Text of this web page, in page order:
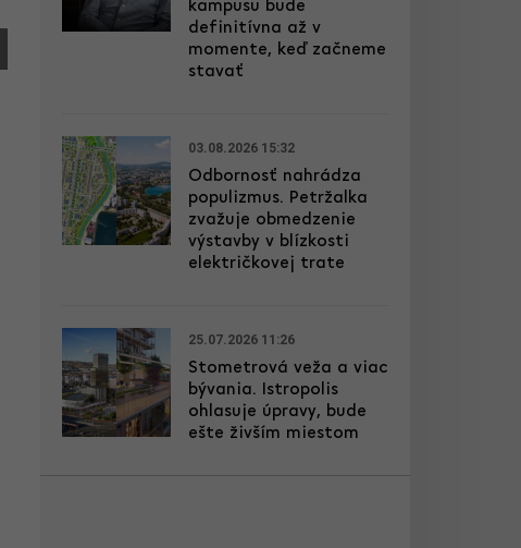
kampusu bude
definitívna až v
momente, keď začneme
stavať
03.08.2026 15:32
Odbornosť nahrádza
populizmus. Petržalka
zvažuje obmedzenie
výstavby v blízkosti
električkovej trate
25.07.2026 11:26
Stometrová veža a viac
bývania. Istropolis
ohlasuje úpravy, bude
ešte živším miestom